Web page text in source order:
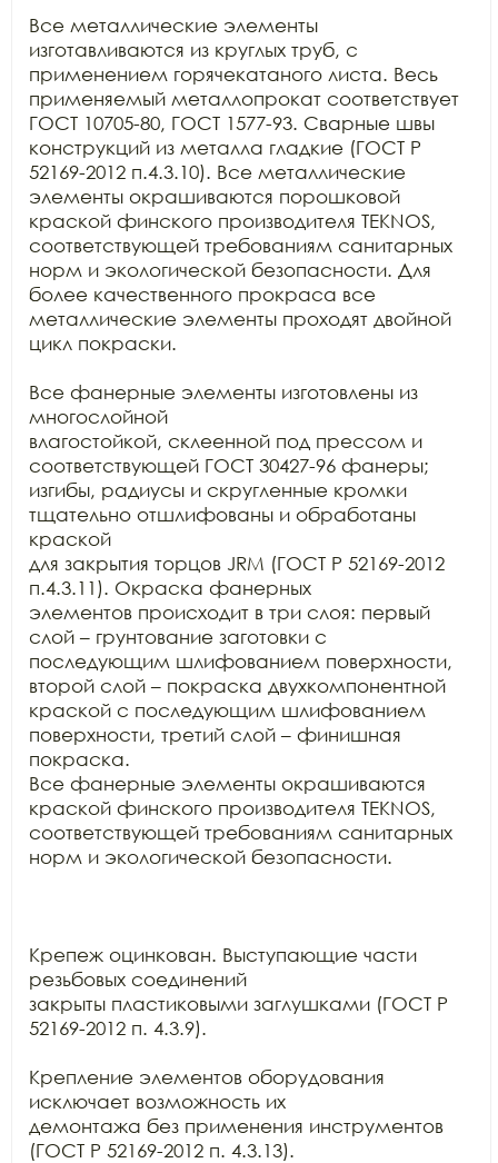
Все металлические элементы
изготавливаются из круглых труб, с
применением горячекатаного листа. Весь
применяемый металлопрокат соответствует
ГОСТ 10705-80, ГОСТ 1577-93. Сварные швы
конструкций из металла гладкие (ГОСТ Р
52169-2012 п.4.3.10). Все металлические
элементы окрашиваются порошковой
краской финского производителя TEKNOS,
соответствующей требованиям санитарных
норм и экологической безопасности. Для
более качественного прокраса все
металлические элементы проходят двойной
цикл покраски.
Все фанерные элементы изготовлены из
многослойной
влагостойкой, склеенной под прессом и
соответствующей ГОСТ 30427-96 фанеры;
изгибы, радиусы и скругленные кромки
тщательно отшлифованы и обработаны
краской
для закрытия торцов JRM (ГОСТ Р 52169-2012
п.4.3.11). Окраска фанерных
элементов происходит в три слоя: первый
слой – грунтование заготовки с
последующим шлифованием поверхности,
второй слой – покраска двухкомпонентной
краской с последующим шлифованием
поверхности, третий слой – финишная
покраска.
Все фанерные элементы окрашиваются
краской финского производителя TEKNOS,
соответствующей требованиям санитарных
норм и экологической безопасности.
Крепеж оцинкован. Выступающие части
резьбовых соединений
закрыты пластиковыми заглушками (ГОСТ Р
52169-2012 п. 4.3.9).
Крепление элементов оборудования
исключает возможность их
демонтажа без применения инструментов
(ГОСТ Р 52169-2012 п. 4.3.13).